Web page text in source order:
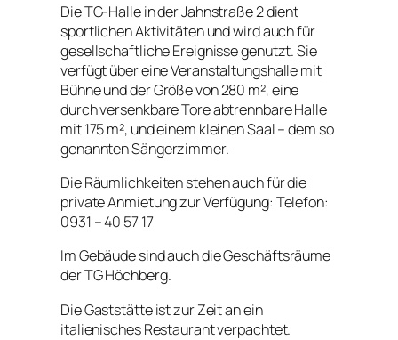
Die TG-Halle in der Jahnstraße 2 dient
sportlichen Aktivitäten und wird auch für
gesellschaftliche Ereignisse genutzt. Sie
verfügt über eine Veranstaltungshalle mit
Bühne und der Größe von 280 m², eine
durch versenkbare Tore abtrennbare Halle
mit 175 m², und einem kleinen Saal – dem so
genannten Sängerzimmer.
Die Räumlichkeiten stehen auch für die
private Anmietung zur Verfügung: Telefon:
0931 – 40 57 17
Im Gebäude sind auch die Geschäftsräume
der TG Höchberg.
Die Gaststätte ist zur Zeit an ein
italienisches Restaurant verpachtet.